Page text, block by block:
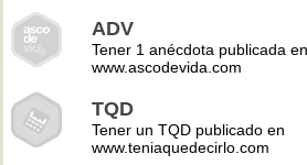
ADV
Tener 1 anécdota publicada en
www.ascodevida.com
TQD
Tener un TQD publicado en
www.teniaquedecirlo.com